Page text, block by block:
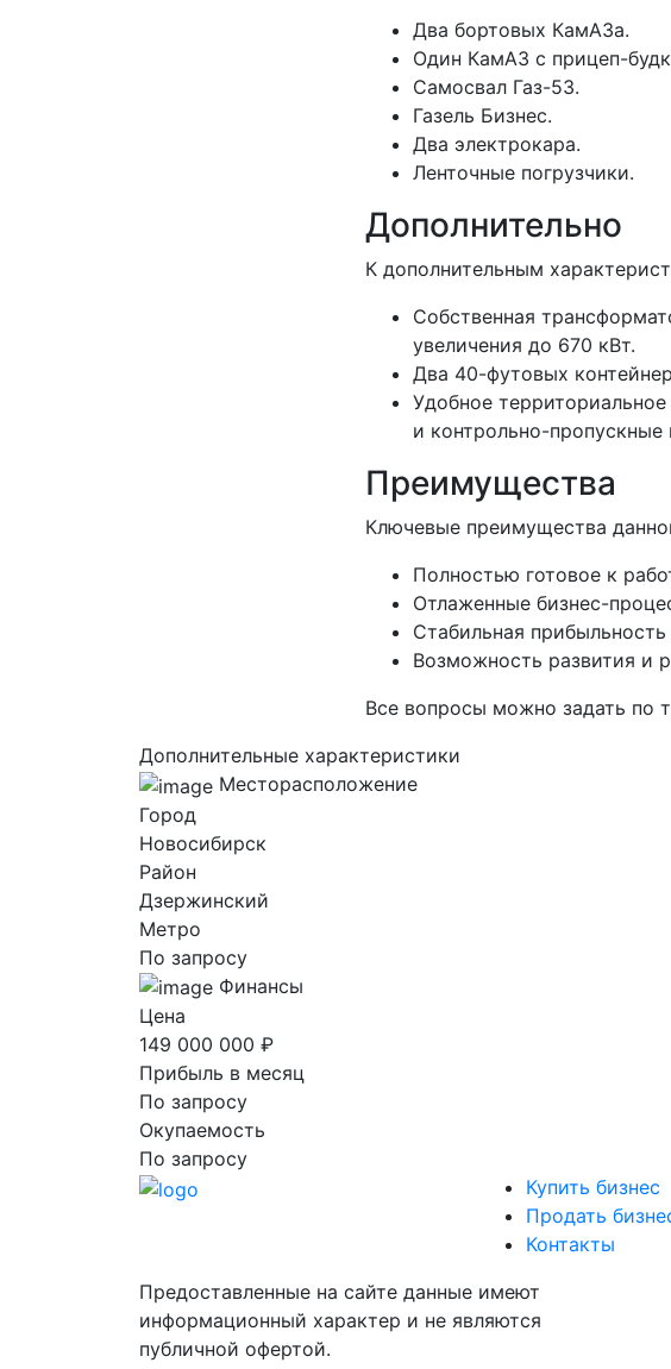
Два бортовых КамАЗа.
Один КамАЗ с прицеп-
Самосвал Газ-53.
Газель Бизнес.
Два электрокара.
Ленточные погрузчики.
Дополнительно
К дополнительным
Собственная
увеличения до 670 кВт.
Два 40-футовых
Удобное
и контрольно-пропускные
Преимущества
Ключевые преимущества
Полностью готовое к
Отлаженные бизнес-
Стабильная
Возможность развития и
Все вопросы можно задать по
Дополнительные характеристики
Месторасположение
Город
Новосибирск
Район
Дзержинский
Метро
По запросу
Финансы
Цена
149 000 000 ₽
Прибыль в месяц
По запросу
Окупаемость
По запросу
Купить бизнес
Продать
Контакты
Предоставленные на сайте данные имеют
информационный характер и не являются
публичной офертой.